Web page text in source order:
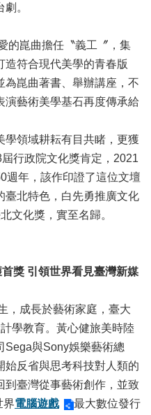
。
的崑曲擔任〝義工〞，集
造符合現代美學的青春版
為崑曲著書、舉辦講座，不
演藝術美學基石再度傳承給
學領域耕耘有目共睹，更獲
行政院文化獎肯定，2021
週年，該作印證了這位文壇
臺北特色，白先勇推廣文化
文化獎，實至名歸。
獎 引領世界看見臺灣新媒
，成長於藝術家庭，臺大
學教育。黃心健旅美時陸
Sega與Sony娛樂藝術總
始反省與思考科技對人類的
到臺灣從事藝術創作，並致
界電腦遊戲
最大數位發行